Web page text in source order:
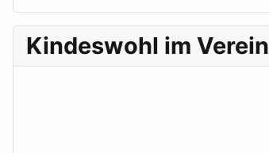
Kindeswohl im Verein